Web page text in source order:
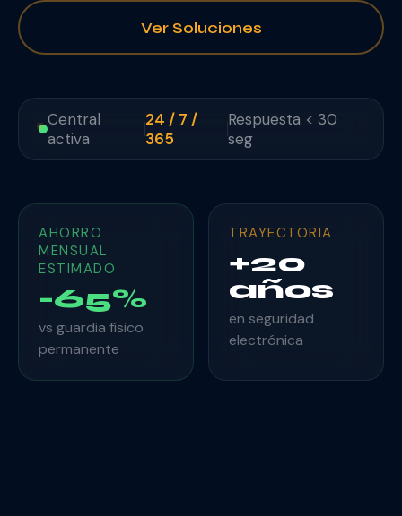
Ver Soluciones
Central
activa
24 / 7 /
365
Respuesta < 30
seg
AHORRO
MENSUAL
ESTIMADO
-65%
vs guardia físico
permanente
TRAYECTORIA
+20
años
en seguridad
electrónica